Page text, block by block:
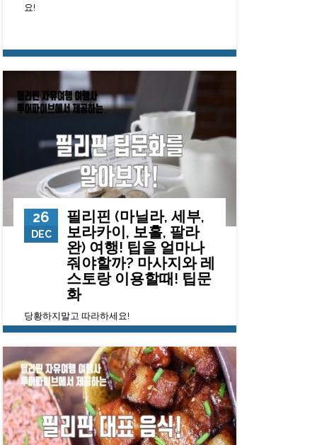
요!
13918 0 23
26
DEC
필리핀 (마닐라, 세부,
보라카이, 보홀, 팔라
완) 여행! 팁을 얼마나
줘야할까? 마사지와 레
스토랑 이용할때! 팁문
화
당황하지말고 따라하세요!
132725
0 23